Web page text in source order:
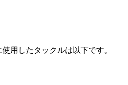
用したタックルは以下です。